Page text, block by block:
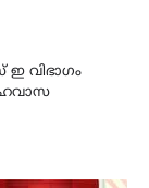
വിഭാഗം